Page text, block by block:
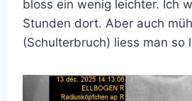
bloss ein wenig leichter. Ich
Stunden dort. Aber auch
(Schulterbruch) liess man so